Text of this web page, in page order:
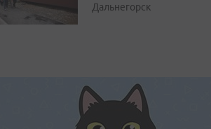
Дальнегорск